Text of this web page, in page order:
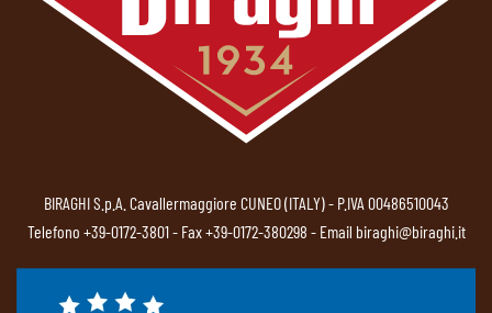
BIRAGHI S.p.A. Cavallermaggiore CUNEO (ITALY) - P.IVA 00486510043
Telefono +39-0172-3801- Fax +39-0172-380298 - Email biraghi@biraghi.it